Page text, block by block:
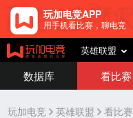
玩加电竞APP
用手机看比赛，聊电竞
英雄联盟
数据库 看比赛
玩加电竞 英雄联盟 看比赛